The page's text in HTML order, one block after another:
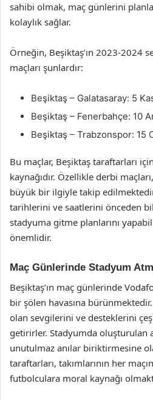
sahibi olmak, maç günlerini
kolaylık sağlar.
Örneğin, Beşiktaş’ın 2023-2024
maçları şunlardır:
Beşiktaş – Galatasaray: 5
Beşiktaş – Fenerbahçe: 10
Beşiktaş – Trabzonspor: 15
Bu maçlar, Beşiktaş taraftarları
kaynağıdır. Özellikle derbi
büyük bir ilgiyle takip
tarihlerini ve saatlerini önceden
stadyuma gitme planlarını
önemlidir.
Maç Günlerinde Stadyum
Beşiktaş’ın maç günlerinde
bir şölen havasına
olan sevgilerini ve desteklerini
getirirler. Stadyumda oluşturulan
unutulmaz anılar biriktirmesine
taraftarları, takımlarının her
futbolculara moral kaynağı